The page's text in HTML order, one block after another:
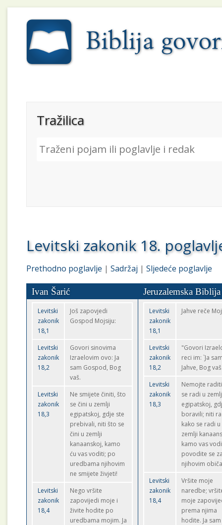
Tražilica
Levitski zakonik 18.
Prethodno poglavlje |Sadržaj |Sljedeće poglavlje
Ivan Šarić Jeruzalemska Biblija
Levitski
zakonik
18,1
Još zapovjedi
Gospod Mojsiju:
Levitski
zakonik
18,2
Govori sinovima
Izraelovim ovo: Ja
sam Gospod, Bog
vaš.
Levitski
zakonik
18,3
Ne smijete činiti, što
se čini u zemlji
egipatskoj, gdje ste
prebivali, niti što se
čini u zemlji
kanaanskoj, kamo
ću vas voditi; po
uredbama njihovim
ne smijete živjeti!
Levitski
zakonik
18,4
Nego vršite
zapovijedi moje i
živite hodite po
uredbama mojim. Ja
Levitski
zakonik
18,1
Jahve reče
Levitski
zakonik
18,2
"Govori
reci im: `Ja
Jahve, Bog
Levitski
zakonik
18,3
Nemojte
se radi u
egipatskoj,
boravili; niti
kako se radi u
zemlji
kamo vas
povodite se
njihovim
Levitski
zakonik
18,4
Vršite moje
naredbe;
moje
prema njima
hodite. Ja sam